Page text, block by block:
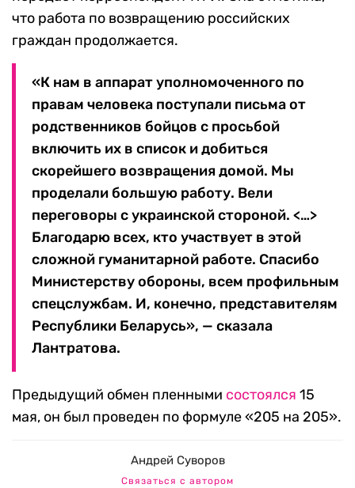
что работа по возвращению российских
граждан продолжается.
«К нам в аппарат уполномоченного по
правам человека поступали письма от
родственников бойцов с просьбой
включить их в список и добиться
скорейшего возвращения домой. Мы
проделали большую работу. Вели
переговоры с украинской стороной. <…>
Благодарю всех, кто участвует в этой
сложной гуманитарной работе. Спасибо
Министерству обороны, всем профильным
спецслужбам. И, конечно, представителям
Республики Беларусь», — сказала
Лантратова.
Предыдущий обмен пленными состоялся 15
мая, он был проведен по формуле «205 на 205».
Андрей Суворов
Связаться с автором